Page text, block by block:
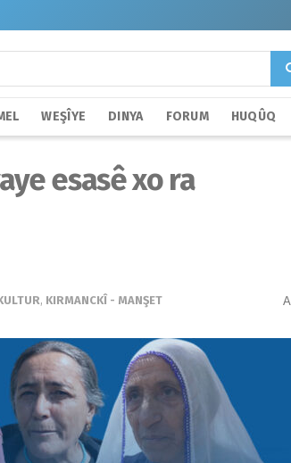
WEŞÎYE DINYA FORUM HUQÛQ
esasê xo ra
, KIRMANCKÎ - MANŞET A